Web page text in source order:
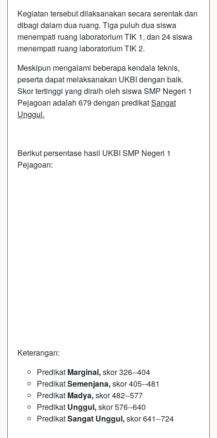
Kegiatan tersebut dilaksanakan secara serentak dan
dibagi dalam dua ruang. Tiga puluh dua siswa
menempati ruang laboratorium TIK 1, dan 24 siswa
menempati ruang laboratorium TIK 2.
Meskipun mengalami beberapa kendala teknis,
peserta dapat melaksanakan UKBI dengan baik.
Skor tertinggi yang diraih oleh siswa SMP Negeri 1
Pejagoan adalah 679 dengan predikatSangat
Unggul.
Berikut persentase hasil UKBI SMP Negeri 1
Pejagoan:
Keterangan:
Predikat Marginal,skor 326--404
PredikatSemenjana,skor 405--481
Predikat Madya,skor 482--577
Predikat Unggul,skor 576--640
PredikatSangat Unggul,skor 641--724